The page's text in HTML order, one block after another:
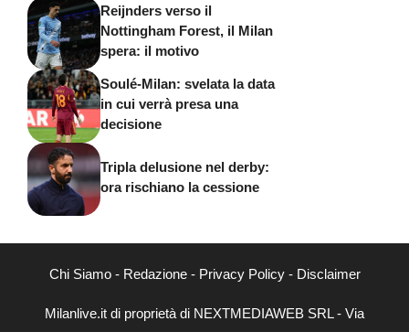
Reijnders verso il
Nottingham Forest, il Milan
spera: il motivo
Soulé-Milan: svelata la data
in cui verrà presa una
decisione
Tripla delusione nel derby:
ora rischiano la cessione
Chi Siamo- Redazione- Privacy Policy- Disclaimer
Milanlive.it di proprietà di NEXTMEDIAWEB SRL - Via